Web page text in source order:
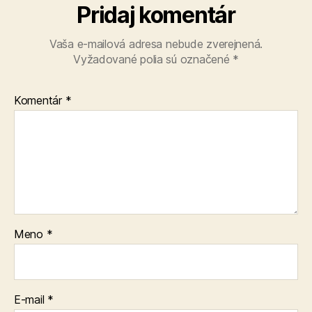
Pridaj komentár
Vaša e-mailová adresa nebude zverejnená.
Vyžadované polia sú označené *
Komentár *
Meno *
E-mail *